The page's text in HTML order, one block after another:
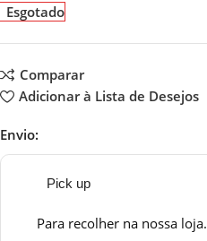
Esgotado
Comparar
Adicionar à Lista de Desejos
Envio:
Pick up
Para recolher na nossa loja.